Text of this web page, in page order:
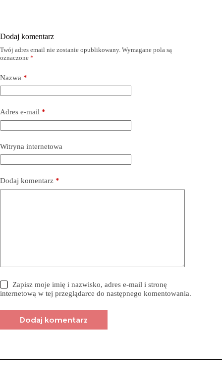
Dodaj komentarz
Twój adres email nie zostanie opublikowany. Wymagane pola są
oznaczone *
Nazwa *
Adres e-mail *
Witryna internetowa
Dodaj komentarz *
Zapisz moje imię i nazwisko, adres e-mail i stronę
internetową w tej przeglądarce do następnego komentowania.
Dodaj komentarz